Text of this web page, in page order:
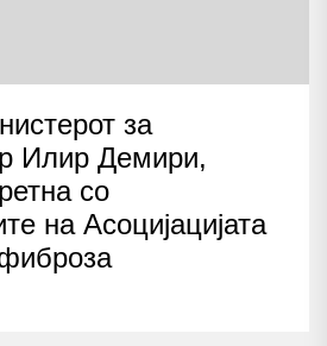
за
Илир Демири,
со
на Асоцијацијата